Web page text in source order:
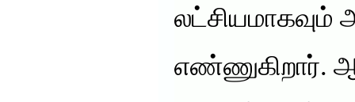
எண்ணுகிறார்.